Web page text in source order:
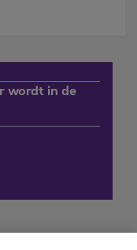
wordt in de